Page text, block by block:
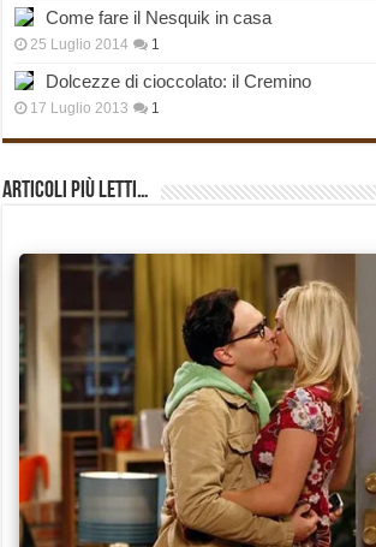
Come fare il Nesquik in casa
25 Luglio 2014 1
Dolcezze di cioccolato: il Cremino
17 Luglio 2013 1
Articoli più Letti…